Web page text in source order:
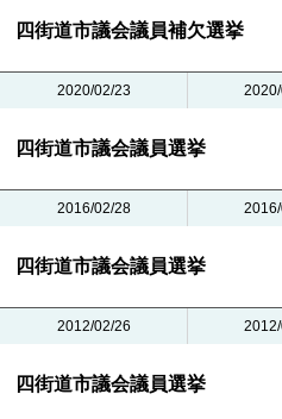
四街道市議会議員補欠選挙
2020/02/23
四街道市議会議員選挙
2016/02/28
四街道市議会議員選挙
2012/02/26
四街道市議会議員選挙